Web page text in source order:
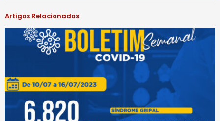
Artigos Relacionados